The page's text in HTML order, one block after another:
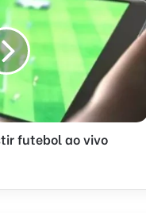
futebol ao vivo